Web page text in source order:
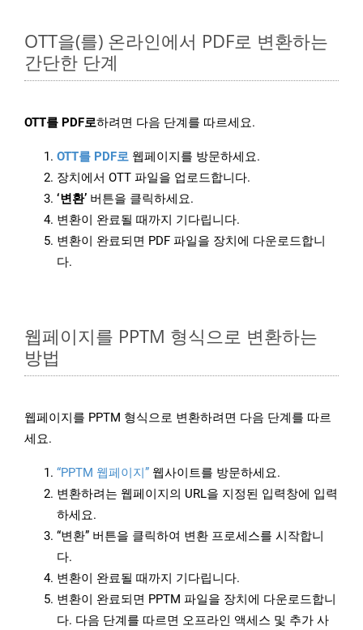
OTT을(를) 온라인에서 PDF로 변환하는
간단한 단계
OTT를 PDF로하려면 다음 단계를 따르세요.
OTT를 PDF로 웹페이지를 방문하세요.
장치에서 OTT 파일을 업로드합니다.
‘변환’ 버튼을 클릭하세요.
변환이 완료될 때까지 기다립니다.
변환이 완료되면 PDF 파일을 장치에 다운로드합니
다.
웹페이지를 PPTM 형식으로 변환하는
방법
웹페이지를 PPTM 형식으로 변환하려면 다음 단계를 따르
세요.
“PPTM 웹페이지” 웹사이트를 방문하세요.
변환하려는 웹페이지의 URL을 지정된 입력창에 입력
하세요.
“변환” 버튼을 클릭하여 변환 프로세스를 시작합니
다.
변환이 완료될 때까지 기다립니다.
변환이 완료되면 PPTM 파일을 장치에 다운로드합니
다. 다음 단계를 따르면 오프라인 액세스 및 추가 사